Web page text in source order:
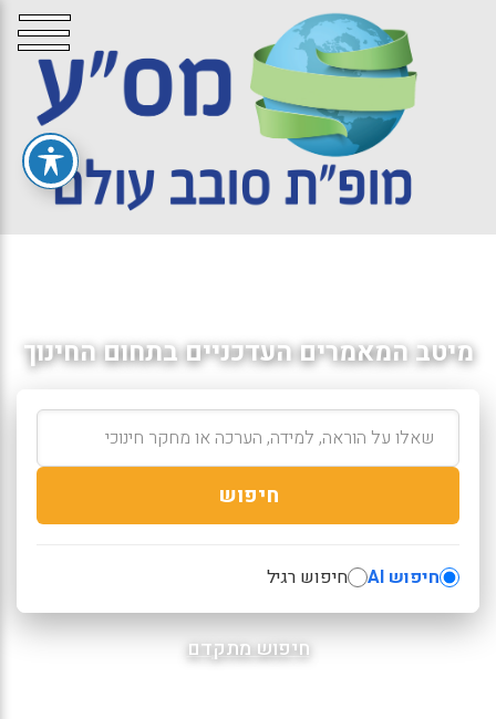
מיטב המאמרים העדכניים בתחום החינוך
חיפוש
חיפוש AI חיפוש רגיל
חיפוש מתקדם